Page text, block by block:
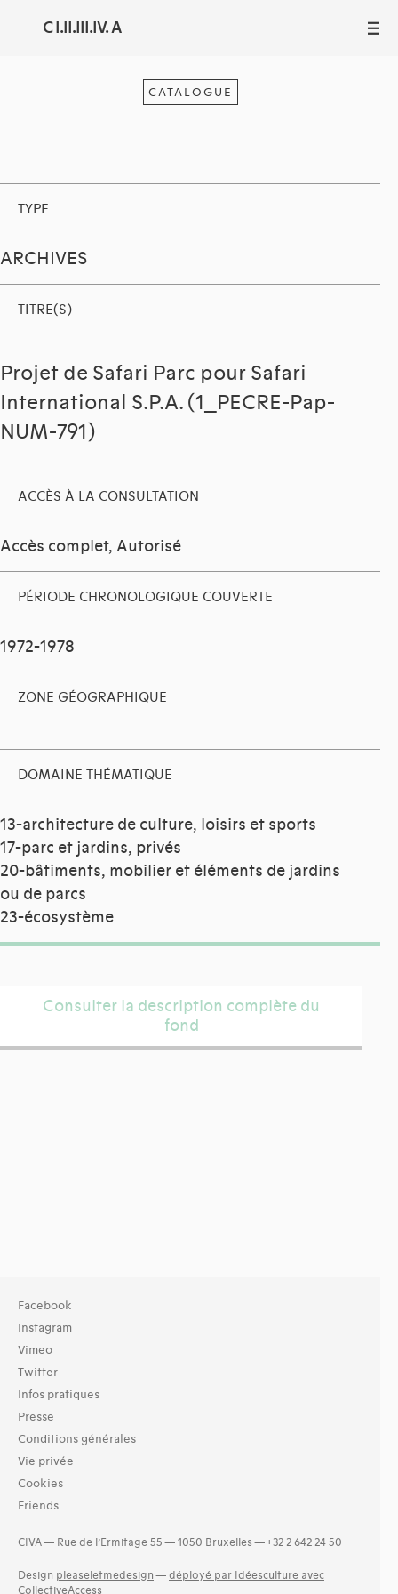
C I.II.III.IV. A III
CATALOGUE
TYPE
ARCHIVES
TITRE(S)
Projet de Safari Parc pour Safari
International S.P.A. (1_PECRE-Pap-
NUM-791)
ACCÈS À LA CONSULTATION
Accès complet, Autorisé
PÉRIODE CHRONOLOGIQUE COUVERTE
1972-1978
ZONE GÉOGRAPHIQUE
DOMAINE THÉMATIQUE
13-architecture de culture, loisirs et sports
17-parc et jardins, privés
20-bâtiments, mobilier et éléments de jardins
ou de parcs
23-écosystème
Consulter la description complète du
fond
Facebook
Instagram
Vimeo
Twitter
Infos pratiques
Presse
Conditions générales
Vie privée
Cookies
Friends
CIVA — Rue de l’Ermitage 55 — 1050 Bruxelles — +32 2 642 24 50
Design pleaseletmedesign — déployé par Idéesculture avec
CollectiveAccess